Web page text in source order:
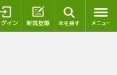
ログイン 新規登録